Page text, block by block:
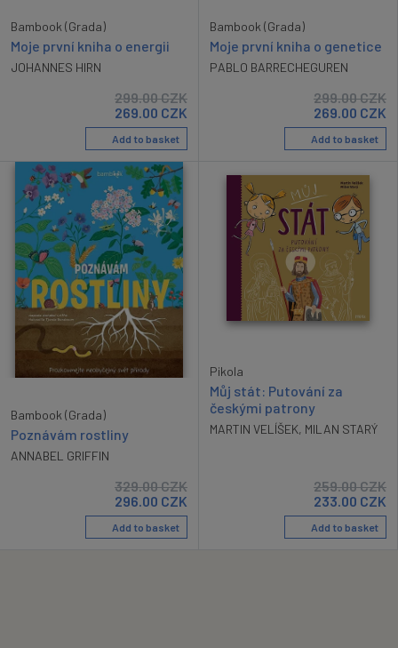
Bambook (Grada)
Moje první kniha o energii
JOHANNES HIRN
299.00CZK
269.00 CZK
Add to basket
Bambook (Grada)
Moje první kniha o genetice
PABLO BARRECHEGUREN
299.00CZK
269.00 CZK
Add to basket
Bambook (Grada)
Poznávám rostliny
ANNABEL GRIFFIN
329.00CZK
296.00 CZK
Add to basket
Pikola
Můj stát: Putování za
českými patrony
MARTIN VELÍŠEK, MILAN STARÝ
259.00CZK
233.00 CZK
Add to basket